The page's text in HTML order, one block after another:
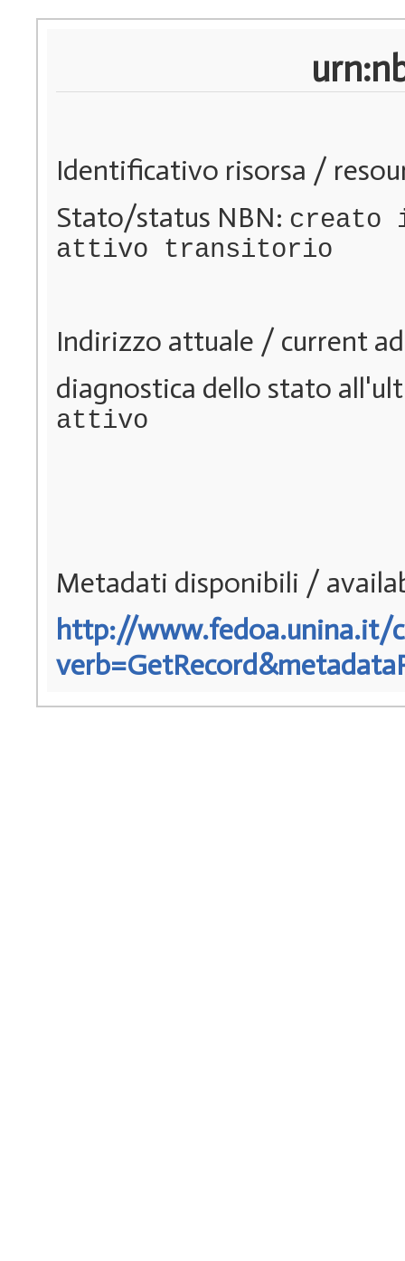
Identificativo risorsa /
Stato/status NBN: creato
attivo transitorio
Indirizzo attuale / current
diagnostica dello stato
attivo
Metadati disponibili /
http://www.fedoa.unina.it/